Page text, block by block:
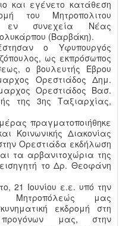
και εγένετο κατάθεση
του Μητροπολιτου
εν συνεχεία Νέας
(Βαρβάκη).
ο Υφυπουργός
ως εκπρόσωπος
ο βουλευτής Έβρου
Ορεστιάδος Δημ.
Ορεστιάδος Βασ.
της 3ης Ταξιαρχίας,
πραγματοποιήθηκε
Κοινωνικής Διακονίας
Ορεστιάδα εκδήλωση
τα αρβανιτοχώρια της
το Δρ. Θεοφάνη
21 Ιουνίου ε.ε. υπό την
Μητροπόλεώς μας
εκδρομή στη
μας, στην